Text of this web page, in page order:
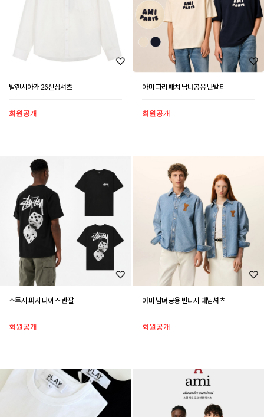
발렌시아가 26신상셔츠
회원공개
아미 파리패치 남녀공용 반발티
회원공개
스투시 퍼지 다이스 반팔
회원공개
아미 남녀공용 빈티지 데님셔츠
회원공개